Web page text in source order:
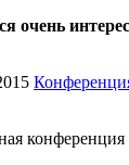
очень
конференция